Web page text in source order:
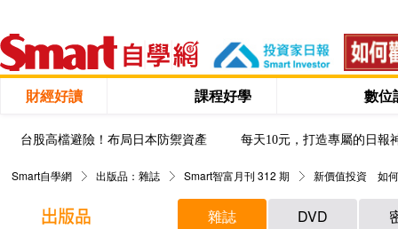
財經好讀 課程好學 數位
台股高檔避險！布局日本防禦資產 每天10元，打造專屬的日報
Smart自學網 出版品：雜誌 Smart智富月刊 312 期 新價值投資 如
雜誌 DVD